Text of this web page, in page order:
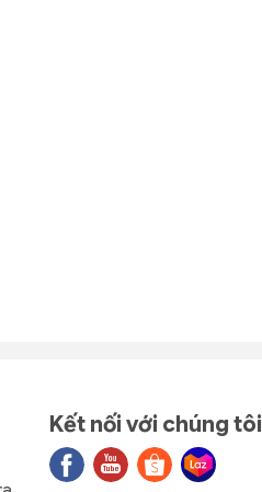
Kết nối với chúng tôi